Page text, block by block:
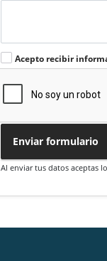
Acepto recibir
Enviar formulario
Al enviar tus datos aceptas